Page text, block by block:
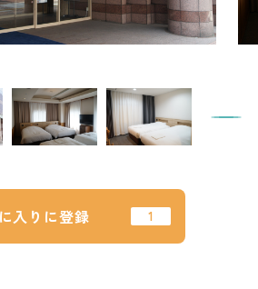
入りに登録
すすめ！餃
撮影支援・
MICE
フィルムコミ
ッション